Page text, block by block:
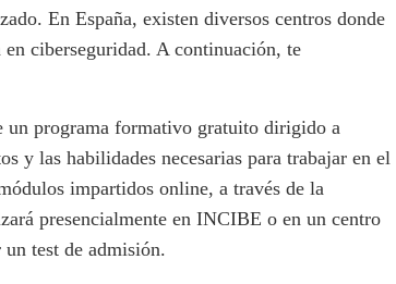
En España, existen diversos centros donde
ciberseguridad. A continuación, te
programa formativo gratuito dirigido a
y las habilidades necesarias para trabajar en el
impartidos online, a través de la
presencialmente en INCIBE o en un centro
un test de admisión.